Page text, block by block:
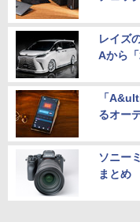
レイズ
Aから
「
るオー
ソニー
まとめ